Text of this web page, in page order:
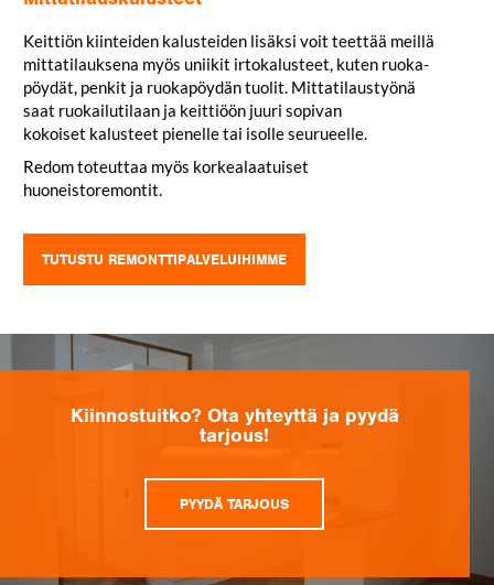
Keittiön kiin­teiden kalus­teiden lisäksi voit teettää meillä
mit­ta­ti­lauksena myös uniikit irto­ka­lusteet, kuten ruo­ka­
pöydät, penkit ja ruo­ka­pöydän tuolit. Mit­ta­ti­laus­työnä
saat ruo­kai­lu­tilaan ja keit­tiöön juuri sopivan
kokoiset kalusteet pie­nelle tai isolle seurueelle.
Redom toteuttaa myös kor­kea­laa­tuiset
huoneistoremontit.
TUTUSTU REMONT­TI­PAL­VE­LUI­HIMME
Kiinnostuitko? Ota yhteyttä ja pyydä
tarjous!
PYYDÄ TARJOUS